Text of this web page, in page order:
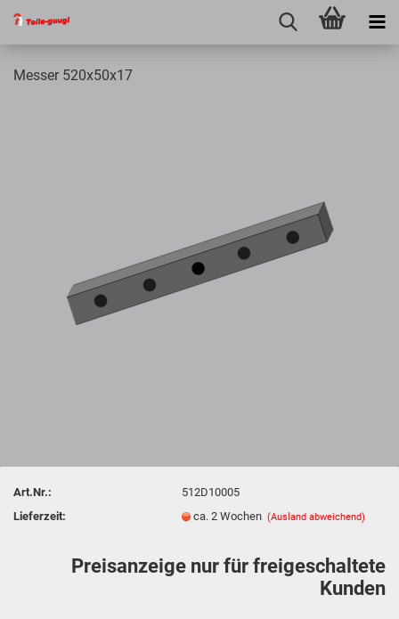
Messer 520x50x17
Art.Nr.:
512D10005
Lieferzeit:
ca. 2 Wochen(Ausland abweichend)
Preisanzeige nur für freigeschaltete
Kunden